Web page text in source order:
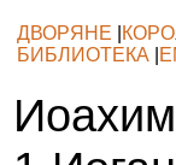
ДВОРЯНЕ
БИБЛИОТЕКА